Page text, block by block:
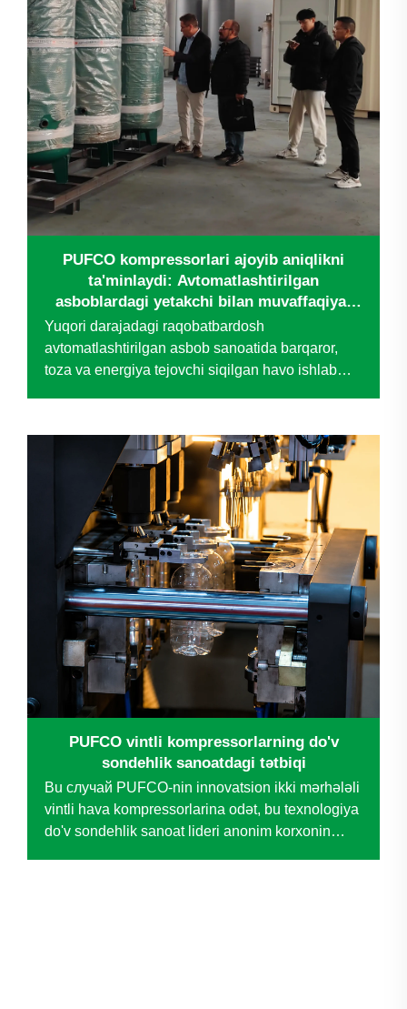
PUFCO kompressorlari ajoyib aniqlikni
ta'minlaydi: Avtomatlashtirilgan
asboblardagi yetakchi bilan muvaffaqiyat
hikoyasi
Yuqori darajadagi raqobatbardosh
avtomatlashtirilgan asbob sanoatida barqaror,
toza va energiya tejovchi siqilgan havo ishlab
hamda uzoq muddatli xarajatlarni boshqarishga
ta'sir qiladi. Nomidan mashhur bo'lgan
kompaniya...
PUFCO vintli kompressorlarning do'v
sondehlik sanoatdagi tətbiqi
Bu случай PUFCO-nin innovatsion ikki mərhələli
vintli hava kompressorlarina odət, bu texnologiya
do'v sondehlik sanoat lideri anonim korxonin